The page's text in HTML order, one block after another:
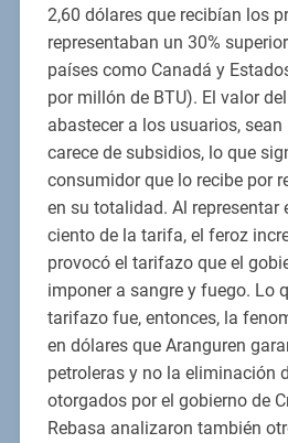
2,60 dólares que recibían los
representaban un 30%
países como Canadá y
por millón de BTU). El valor
abastecer a los usuarios,
carece de subsidios, lo que
consumidor que lo recibe por
en su totalidad. Al representar
ciento de la tarifa, el feroz
provocó el tarifazo que el
imponer a sangre y fuego. Lo
tarifazo fue, entonces, la
en dólares que Aranguren
petroleras y no la eliminación
otorgados por el gobierno de
Rebasa analizaron también